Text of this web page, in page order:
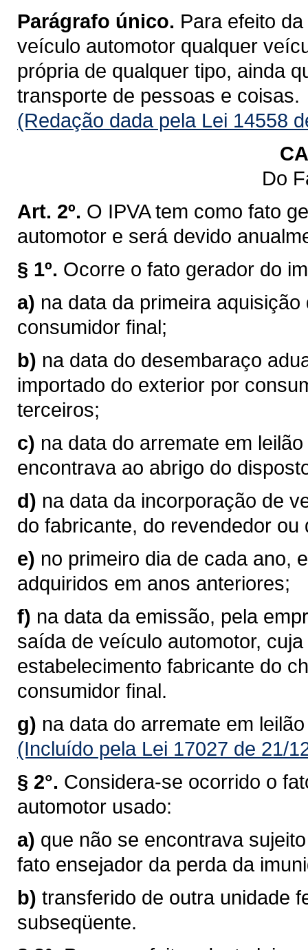
Parágrafo único. Para efeito
veículo automotor qualquer
própria de qualquer tipo, ainda
transporte de pessoas e coisas.
(Redação dada pela Lei 14558
Do
Art. 2º. O IPVA tem como fato
automotor e será devido
§ 1º. Ocorre o fato gerador do
a) na data da primeira
consumidor final;
b) na data do desembaraço
importado do exterior por
terceiros;
c) na data do arremate em
encontrava ao abrigo do
d) na data da incorporação de
do fabricante, do revendedor ou
e) no primeiro dia de cada ano,
adquiridos em anos anteriores;
f) na data da emissão, pela
saída de veículo automotor,
estabelecimento fabricante do
consumidor final.
g) na data do arremate em
(Incluído pela Lei 17027 de 21/
§ 2°. Considera-se ocorrido o
automotor usado:
a) que não se encontrava
fato ensejador da perda da
b) transferido de outra unidade
subseqüente.